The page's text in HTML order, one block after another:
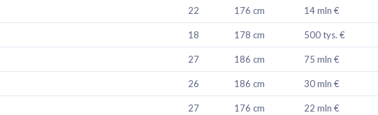
22 176 cm 14 mln €
18 178 cm 500 tys. €
27 186 cm 75 mln €
26 186 cm 30 mln €
27 176 cm 22 mln €